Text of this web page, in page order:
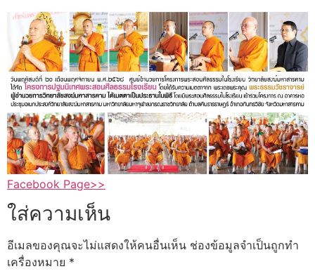
Facebook Page>>
ใส่ความเห็น
อีเมลของคุณจะไม่แสดงให้คนอื่นเห็น ช่องข้อมูลจำเป็นถูกทำ
เครื่องหมาย *